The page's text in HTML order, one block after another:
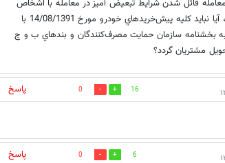
قائل شدن شرایط تبعیض آمیز در معامله با اشخاص
مختلف در وضعیت یکسان حال يك استعلام و درخواست اينكه، آيا نبايد كليه پيش‌خريد‌هاي خودرو مورخ 14/08/1391 با
و اسفند1391 و فروردين1392و باتوجه به بخشنامه سازمان حمايت مصرف‌كنندگان و بند‌هاي ب و ج
16
0
پاسخ
6
0
پاسخ